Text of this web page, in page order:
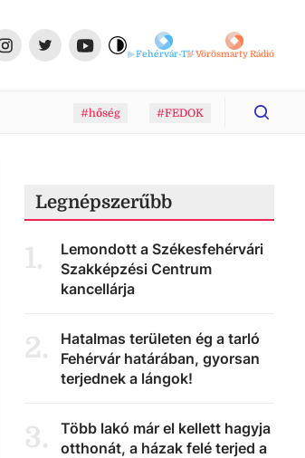
Fehérvár-TVVörösmarty Rádió
#hőség #FEDOK
Legnépszerűbb
1.
Lemondott a Székesfehérvári
Szakképzési Centrum
kancellárja
2.
Hatalmas területen ég a tarló
Fehérvár határában, gyorsan
terjednek a lángok!
3.
Több lakó már el kellett hagyja
otthonát, a házak felé terjed a